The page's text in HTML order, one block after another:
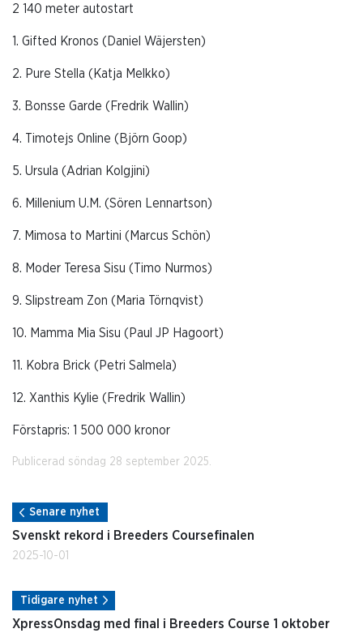
2 140 meter autostart
1. Gifted Kronos (Daniel Wäjersten)
2. Pure Stella (Katja Melkko)
3. Bonsse Garde (Fredrik Wallin)
4. Timotejs Online (Björn Goop)
5. Ursula (Adrian Kolgjini)
6. Millenium U.M. (Sören Lennartson)
7. Mimosa to Martini (Marcus Schön)
8. Moder Teresa Sisu (Timo Nurmos)
9. Slipstream Zon (Maria Törnqvist)
10. Mamma Mia Sisu (Paul JP Hagoort)
11. Kobra Brick (Petri Salmela)
12. Xanthis Kylie (Fredrik Wallin)
Förstapris: 1 500 000 kronor
Publicerad söndag 28 september 2025.
Senare nyhet
Svenskt rekord i Breeders Coursefinalen
2025-10-01
Tidigare nyhet
XpressOnsdag med final i Breeders Course 1 oktober